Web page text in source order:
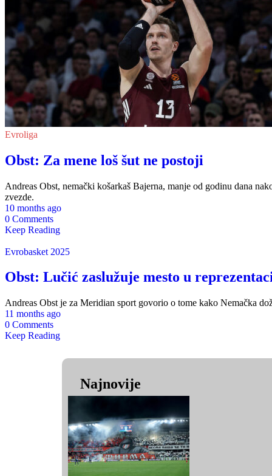
Evroliga
Obst: Za mene loš šut ne postoji
Andreas Obst, nemački košarkaš Bajerna, manje od godinu dana
zvezde.
10 months ago
0 Comments
Keep Reading
Evrobasket 2025
Obst: Lučić zaslužuje mesto u
Andreas Obst je za Meridian sport govorio o tome kako Nemačka
11 months ago
0 Comments
Keep Reading
Najnovije